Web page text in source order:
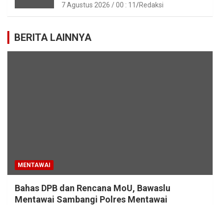
7 Agustus 2026 / 00 : 11 Redaksi
BERITA LAINNYA
MENTAWAI
Bahas DPB dan Rencana MoU, Bawaslu
Mentawai Sambangi Polres Mentawai